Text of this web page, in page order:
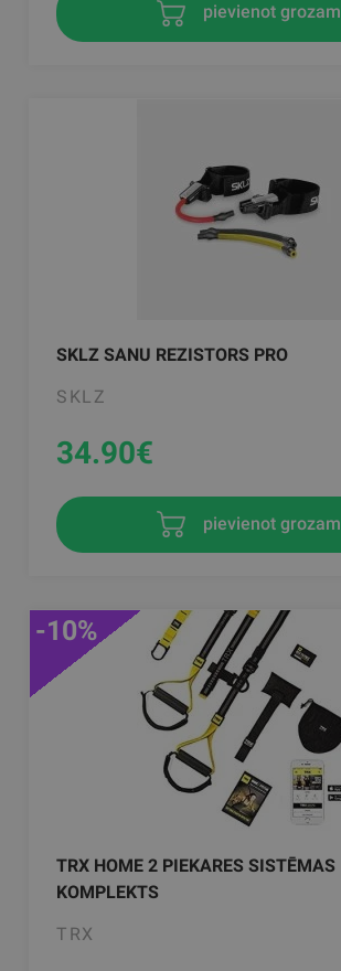
pievienot grozam
SKLZ SANU REZISTORS PRO
SKLZ
34.90€
pievienot grozam
TRX HOME 2 PIEKARES SISTĒMAS
KOMPLEKTS
TRX
-10%